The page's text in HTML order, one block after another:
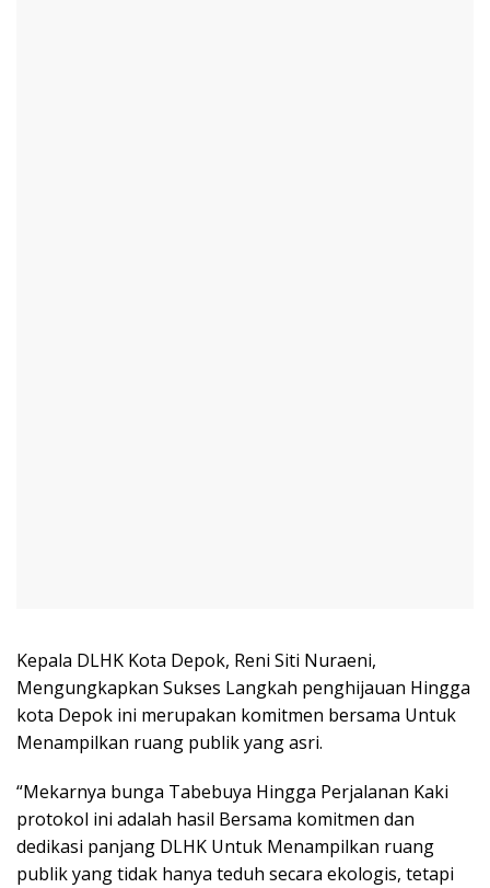
Kepala DLHK Kota Depok, Reni Siti Nuraeni,
Mengungkapkan Sukses Langkah penghijauan Hingga
kota Depok ini merupakan komitmen bersama Untuk
Menampilkan ruang publik yang asri.
“Mekarnya bunga Tabebuya Hingga Perjalanan Kaki
protokol ini adalah hasil Bersama komitmen dan
dedikasi panjang DLHK Untuk Menampilkan ruang
publik yang tidak hanya teduh secara ekologis, tetapi